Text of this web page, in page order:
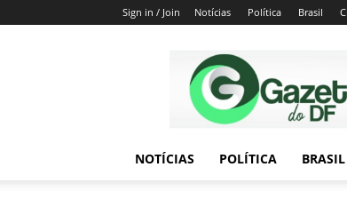
Sign in / Join Notícias Política Brasil
do
DF
NOTÍCIAS POLÍTICA BRASIL